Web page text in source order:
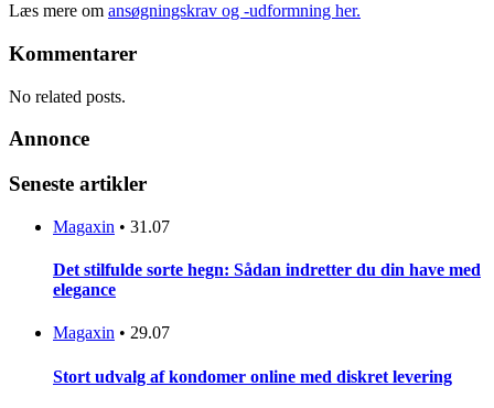
Læs mere om ansøgningskrav og -udformning her.
Kommentarer
No related posts.
Annonce
Seneste artikler
Magaxin • 31.07
Det stilfulde sorte hegn: Sådan indretter du din have med
elegance
Magaxin • 29.07
Stort udvalg af kondomer online med diskret levering